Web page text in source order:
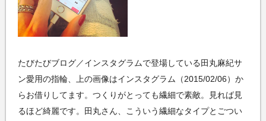
たびたびブログ／インスタグラムで登場している田丸麻紀サ
ン愛用の指輪、上の画像はインスタグラム（2015/02/06）か
らお借りしてます。つくりがとっても繊細で素敵。見れば見
るほど綺麗です。田丸さん、こういう繊細なタイプとごつい